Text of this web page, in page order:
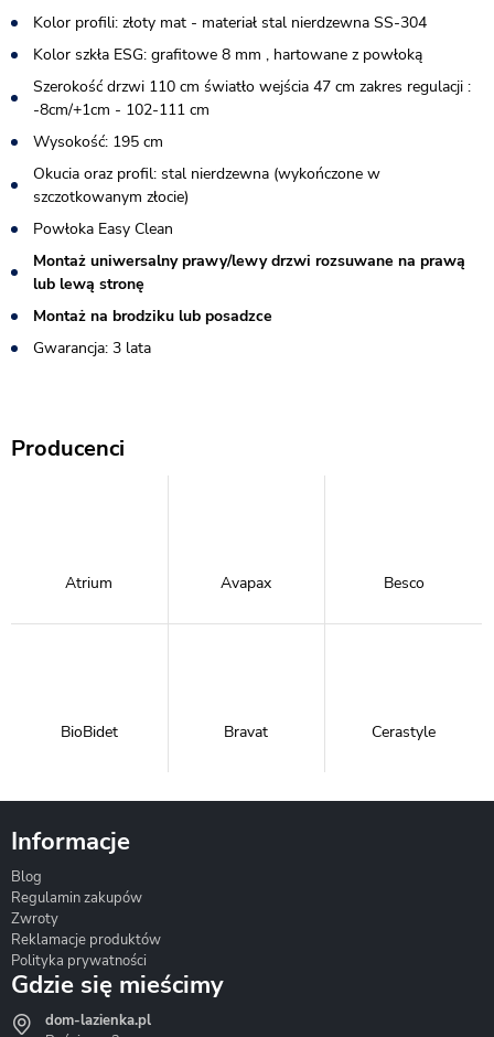
Kolor profili: złoty mat - materiał stal nierdzewna SS-304
Kolor szkła ESG: grafitowe 8 mm , hartowane z powłoką
Szerokość drzwi 110 cm światło wejścia 47 cm zakres regulacji :
-8cm/+1cm - 102-111 cm
Wysokość: 195 cm
Okucia oraz profil: stal nierdzewna (wykończone w
szczotkowanym złocie)
Powłoka Easy Clean
Montaż uniwersalny prawy/lewy drzwi rozsuwane na prawą
lub lewą stronę
Montaż na brodziku lub posadzce
Gwarancja: 3 lata
Producenci
Atrium Avapax Besco
BioBidet Bravat Cerastyle
Hydrostop
Informacje
Blog
Regulamin zakupów
Zwroty
Reklamacje produktów
Polityka prywatności
Gdzie się mieścimy
dom-lazienka.pl